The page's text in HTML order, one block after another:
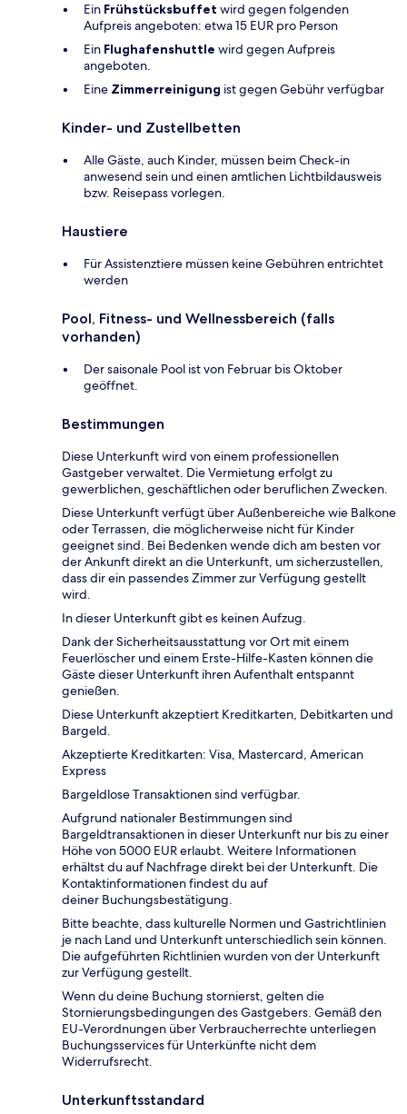
Ein Frühstücksbuffet wird gegen folgenden
Aufpreis angeboten: etwa 15 EUR pro Person
Ein Flughafenshuttle wird gegen Aufpreis
angeboten.
Eine Zimmerreinigung ist gegen Gebühr verfügbar
Kinder- und Zustellbetten
Alle Gäste, auch Kinder, müssen beim Check-in
anwesend sein und einen amtlichen Lichtbildausweis
bzw. Reisepass vorlegen.
Haustiere
Für Assistenztiere müssen keine Gebühren entrichtet
werden
Pool, Fitness- und Wellnessbereich (falls
vorhanden)
Der saisonale Pool ist von Februar bis Oktober
geöffnet.
Bestimmungen
Diese Unterkunft wird von einem professionellen
Gastgeber verwaltet. Die Vermietung erfolgt zu
gewerblichen, geschäftlichen oder beruflichen Zwecken.
Diese Unterkunft verfügt über Außenbereiche wie Balkone
oder Terrassen, die möglicherweise nicht für Kinder
geeignet sind. Bei Bedenken wende dich am besten vor
der Ankunft direkt an die Unterkunft, um sicherzustellen,
dass dir ein passendes Zimmer zur Verfügung gestellt
wird.
In dieser Unterkunft gibt es keinen Aufzug.
Dank der Sicherheitsausstattung vor Ort mit einem
Feuerlöscher und einem Erste-Hilfe-Kasten können die
Gäste dieser Unterkunft ihren Aufenthalt entspannt
genießen.
Diese Unterkunft akzeptiert Kreditkarten, Debitkarten und
Bargeld.
Akzeptierte Kreditkarten: Visa, Mastercard, American
Express
Bargeldlose Transaktionen sind verfügbar.
Aufgrund nationaler Bestimmungen sind
Bargeldtransaktionen in dieser Unterkunft nur bis zu einer
Höhe von 5000 EUR erlaubt. Weitere Informationen
erhältst du auf Nachfrage direkt bei der Unterkunft. Die
Kontaktinformationen findest du auf
deiner Buchungsbestätigung.
Bitte beachte, dass kulturelle Normen und Gastrichtlinien
je nach Land und Unterkunft unterschiedlich sein können.
Die aufgeführten Richtlinien wurden von der Unterkunft
zur Verfügung gestellt.
Wenn du deine Buchung stornierst, gelten die
Stornierungsbedingungen des Gastgebers. Gemäß den
EU-Verordnungen über Verbraucherrechte unterliegen
Buchungsservices für Unterkünfte nicht dem
Widerrufsrecht.
Unterkunftsstandard